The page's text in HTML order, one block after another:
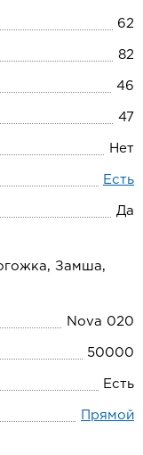
62
82
46
47
Нет
Есть
Да
Замша,
Nova 020
50000
Есть
Прямой